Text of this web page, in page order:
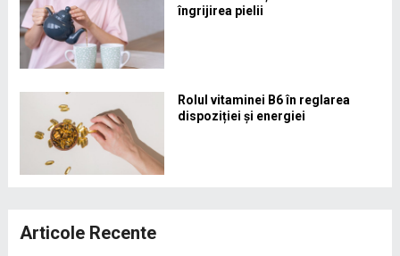
îngrijirea pielii
Rolul vitaminei B6 în reglarea
dispoziției și energiei
Articole Recente